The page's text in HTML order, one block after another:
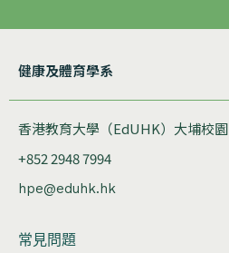
健康及體育學系
香港教育大學（EdUHK）大埔校園
+852 2948 7994
hpe@eduhk.hk
常見問題